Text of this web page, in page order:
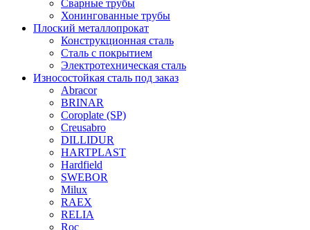
Сварные трубы
Хонингованные трубы
Плоский металлопрокат
Конструкционная сталь
Сталь с покрытием
Электротехническая сталь
Износостойкая сталь под заказ
Abracor
BRINAR
Coroplate (SP)
Creusabro
DILLIDUR
HARTPLAST
Hardfield
SWEBOR
Milux
RAEX
RELIA
Roc